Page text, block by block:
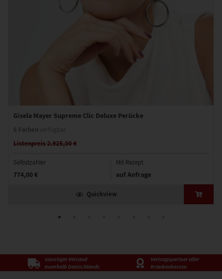
Gisela Mayer Supreme Clic Deluxe Perücke
Listenpreis 2.925,00 €
Selbstzahler
774,00 €
Mit Rezept
auf Anfrage
Quickview
Günstiger Versand
innerhalb Deutschlands
Vertragspartner aller
Krankenkassen